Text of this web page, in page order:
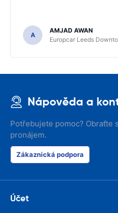
A
AMJAD AWAN
Europcar Leeds
Nápověda a
Potřebujete pomoc? Obraťte
pronájem.
Zákaznická podpora
Účet